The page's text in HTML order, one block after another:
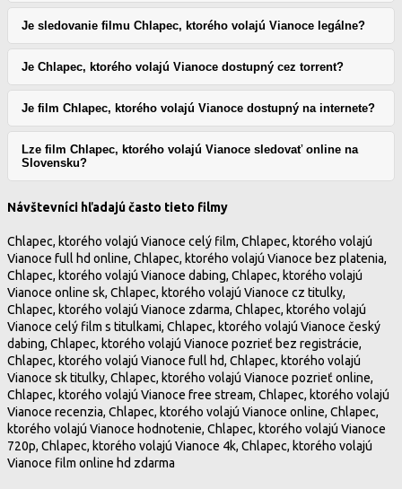
Je sledovanie filmu Chlapec, ktorého volajú Vianoce legálne?
Je Chlapec, ktorého volajú Vianoce dostupný cez torrent?
Je film Chlapec, ktorého volajú Vianoce dostupný na internete?
Lze film Chlapec, ktorého volajú Vianoce sledovať online na
Slovensku?
Návštevníci hľadajú často tieto filmy
Chlapec, ktorého volajú Vianoce celý film, Chlapec, ktorého volajú
Vianoce full hd online, Chlapec, ktorého volajú Vianoce bez platenia,
Chlapec, ktorého volajú Vianoce dabing, Chlapec, ktorého volajú
Vianoce online sk, Chlapec, ktorého volajú Vianoce cz titulky,
Chlapec, ktorého volajú Vianoce zdarma, Chlapec, ktorého volajú
Vianoce celý film s titulkami, Chlapec, ktorého volajú Vianoce český
dabing, Chlapec, ktorého volajú Vianoce pozrieť bez registrácie,
Chlapec, ktorého volajú Vianoce full hd, Chlapec, ktorého volajú
Vianoce sk titulky, Chlapec, ktorého volajú Vianoce pozrieť online,
Chlapec, ktorého volajú Vianoce free stream, Chlapec, ktorého volajú
Vianoce recenzia, Chlapec, ktorého volajú Vianoce online, Chlapec,
ktorého volajú Vianoce hodnotenie, Chlapec, ktorého volajú Vianoce
720p, Chlapec, ktorého volajú Vianoce 4k, Chlapec, ktorého volajú
Vianoce film online hd zdarma